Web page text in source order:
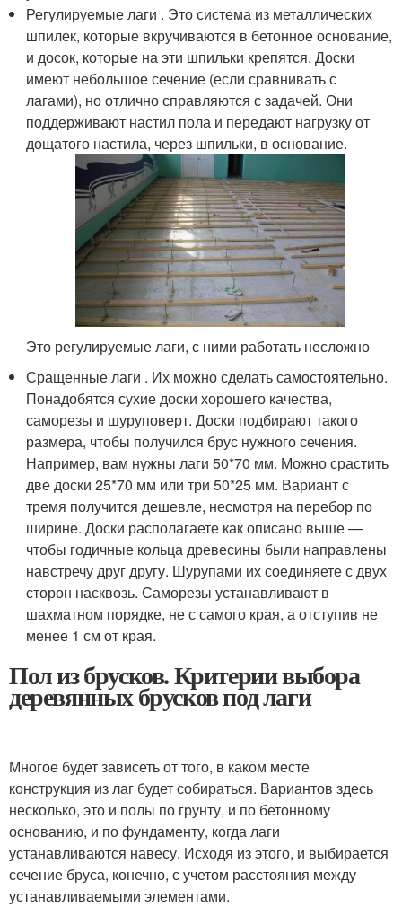
Регулируемые лаги . Это система из металлических
шпилек, которые вкручиваются в бетонное основание,
и досок, которые на эти шпильки крепятся. Доски
имеют небольшое сечение (если сравнивать с
лагами), но отлично справляются с задачей. Они
поддерживают настил пола и передают нагрузку от
дощатого настила, через шпильки, в основание.
Это регулируемые лаги, с ними работать несложно
Сращенные лаги . Их можно сделать самостоятельно.
Понадобятся сухие доски хорошего качества,
саморезы и шуруповерт. Доски подбирают такого
размера, чтобы получился брус нужного сечения.
Например, вам нужны лаги 50*70 мм. Можно срастить
две доски 25*70 мм или три 50*25 мм. Вариант с
тремя получится дешевле, несмотря на перебор по
ширине. Доски располагаете как описано выше —
чтобы годичные кольца древесины были направлены
навстречу друг другу. Шурупами их соединяете с двух
сторон насквозь. Саморезы устанавливают в
шахматном порядке, не с самого края, а отступив не
менее 1 см от края.
Пол из брусков. Критерии выбора
деревянных брусков под лаги
Многое будет зависеть от того, в каком месте
конструкция из лаг будет собираться. Вариантов здесь
несколько, это и полы по грунту, и по бетонному
основанию, и по фундаменту, когда лаги
устанавливаются навесу. Исходя из этого, и выбирается
сечение бруса, конечно, с учетом расстояния между
устанавливаемыми элементами.